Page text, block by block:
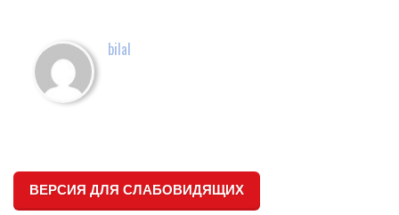
bilal
ВЕРСИЯ ДЛЯ СЛАБОВИДЯЩИХ